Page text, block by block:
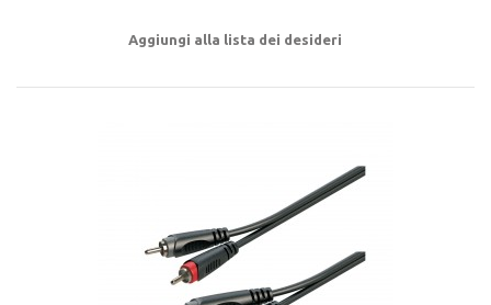
Aggiungi alla lista dei desideri